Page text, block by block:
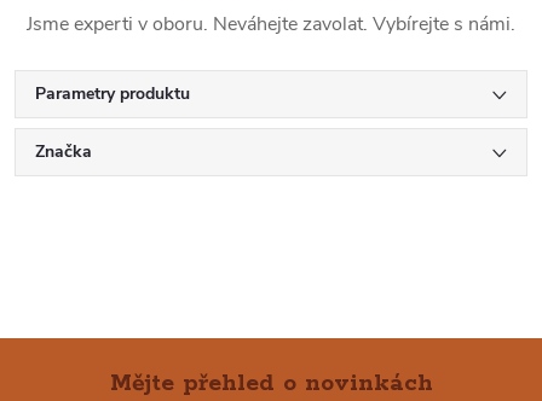
Jsme experti v oboru. Neváhejte zavolat. Vybírejte s námi.
Parametry produktu
Značka
Mějte přehled o novinkách